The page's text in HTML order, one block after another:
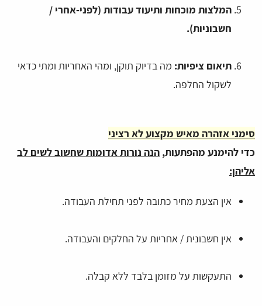
המלצות מוכחות ותיעוד עבודות (לפני‑אחרי /
חשבוניות).
תיאום ציפיות: מה בדיוק תוקן, ומהי האחריות ומתי כדאי
לשקול החלפה.
סימני אזהרה מאיש מקצוע לא רציני
כדי להימנע מהפתעות, הנה נורות אדומות שחשוב לשים לב
אליהן:
אין הצעת מחיר כתובה לפני תחילת העבודה.
אין חשבונית / אחריות על החלקים והעבודה.
התעקשות על מזומן בלבד ללא קבלה.